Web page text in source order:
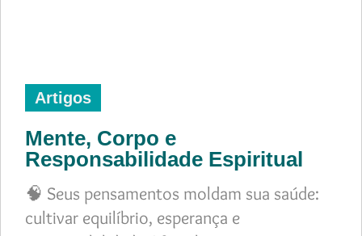
Artigos
Mente, Corpo e
Responsabilidade Espiritual
🧠 Seus pensamentos moldam sua saúde:
cultivar equilíbrio, esperança e